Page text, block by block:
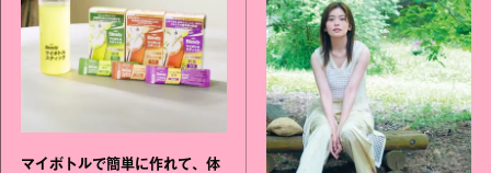
マイボトルで簡単に作れて、体